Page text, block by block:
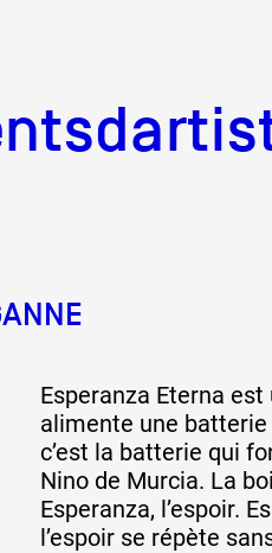
Esperanza Eterna
alimente une batterie
c’est la batterie qui
Nino de Murcia. La
Esperanza, l’espoir.
l’espoir se répète